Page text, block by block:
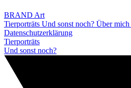
BRAND Art
Tierporträts Und sonst noch? Über mich
Datenschutzerklärung
Tierporträts
Und sonst noch?